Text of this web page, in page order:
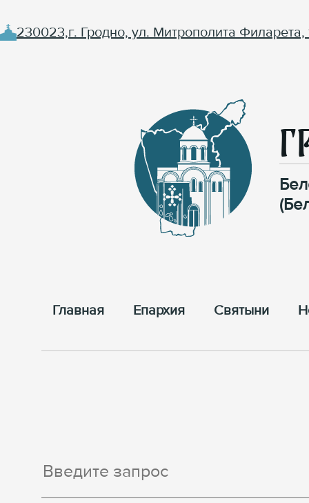
230023,г. Гродно, ул. Митрополита Филарета,
Главная Епархия Cвятыни